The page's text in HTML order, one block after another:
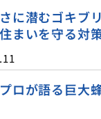
に潜むゴキブ
まいを守る対
ロが語る巨大